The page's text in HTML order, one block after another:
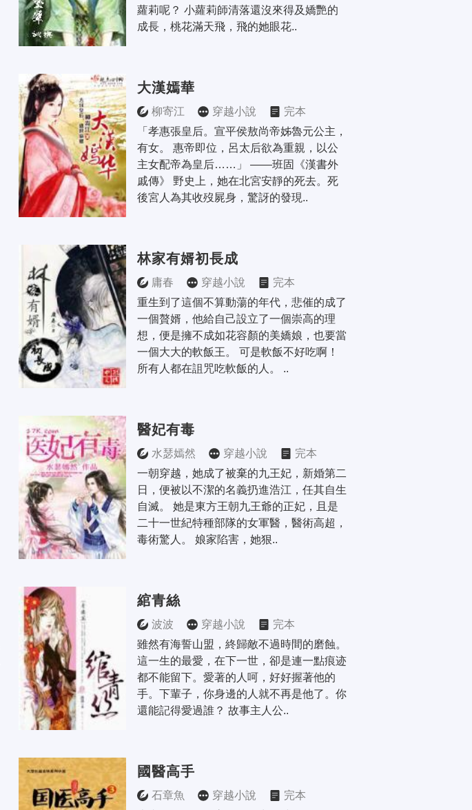
蘿莉呢？ 小蘿莉師清落還沒來得及嬌艷的
成長，桃花滿天飛，飛的她眼花..
大漢嫣華
柳寄江 穿越小說
完本
「孝惠張皇后。宣平侯敖尚帝姊魯元公主，
有女。 惠帝即位，呂太后欲為重親，以公
主女配帝為皇后……」 ——班固《漢書外
戚傳》 野史上，她在北宮安靜的死去。死
後宮人為其收歿屍身，驚訝的發現..
林家有婿初長成
庸春 穿越小說
完本
重生到了這個不算動蕩的年代，悲催的成了
一個贅婿，他給自己設立了一個崇高的理
想，便是擁不成如花容顏的美嬌娘，也要當
一個大大的軟飯王。 可是軟飯不好吃啊！
所有人都在詛咒吃軟飯的人。 ..
醫妃有毒
水瑟嫣然 穿越小說
完本
一朝穿越，她成了被棄的九王妃，新婚第二
日，便被以不潔的名義扔進浩江，任其自生
自滅。 她是東方王朝九王爺的正妃，且是
二十一世紀特種部隊的女軍醫，醫術高超，
毒術驚人。 娘家陷害，她狠..
綰青絲
波波 穿越小說
完本
雖然有海誓山盟，終歸敵不過時間的磨蝕。
這一生的最愛，在下一世，卻是連一點痕迹
都不能留下。愛著的人呵，好好握著他的
手。下輩子，你身邊的人就不再是他了。你
還能記得愛過誰？ 故事主人公..
國醫高手
石章魚 穿越小說
完本